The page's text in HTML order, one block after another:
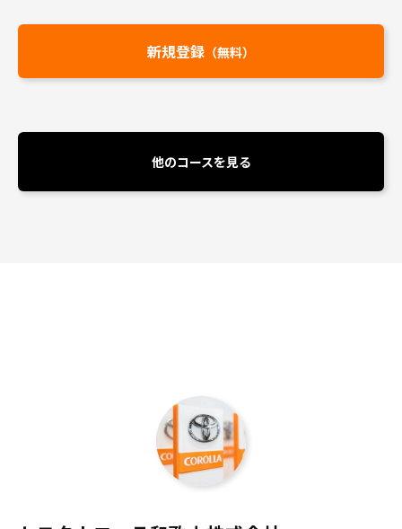
新規登録 （無料）
他のコースを見る